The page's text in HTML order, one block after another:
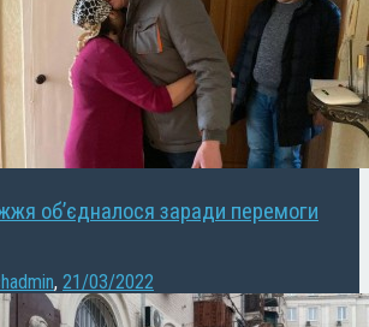
об’єдналося заради перемоги
, 21/03/2022